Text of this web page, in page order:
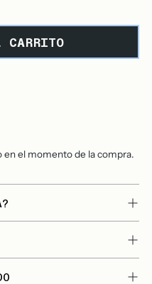
CARRITO
en el momento de la compra.